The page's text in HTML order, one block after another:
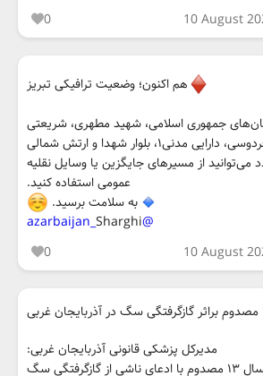
0
10 August
هم اکنون؛ وضعیت ترافیکی تبریز
جمهوری اسلامی، شهید مطهری، شریعتی
مدنی۱، بلوار شهدا و ارتش شمالی
می‌توانید از مسیرهای جایگزین یا وسایل نقلیه
عمومی استفاده کنید.
به سلامت برسید.
@azarbaijan_
Sharghi
0
10 August
مدیرکل پزشکی قانونی آذربایجان غربی:
طی سه ماهه امسال ۱۳ مصدوم با ادعای ناشی از گازگرفتگی سگ